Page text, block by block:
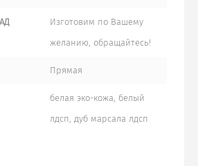
Изготовим по Вашему
желанию, обращайтесь!
Прямая
белая эко-кожа, белый
лдсп, дуб марсала лдсп